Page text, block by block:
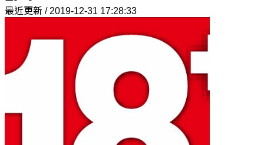
最近更新 / 2019-12-31 17:28:33